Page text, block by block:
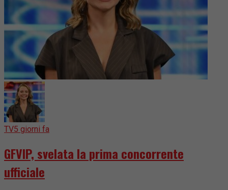
TV5 giorni fa
GFVIP, svelata la prima concorrente
ufficiale